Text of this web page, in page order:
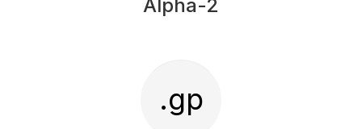
Alpha-2
.gp